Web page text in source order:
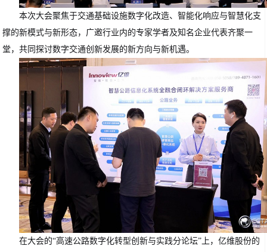
本次大会聚焦于交通基础设施数字化改造、智能化响应与智慧化支
撑的新模式与新形态，广邀行业内的专家学者及知名企业代表齐聚一
堂，共同探讨数字交通创新发展的新方向与新机遇。
在大会的“高速公路数字化转型创新与实践分论坛”上，亿维股份的